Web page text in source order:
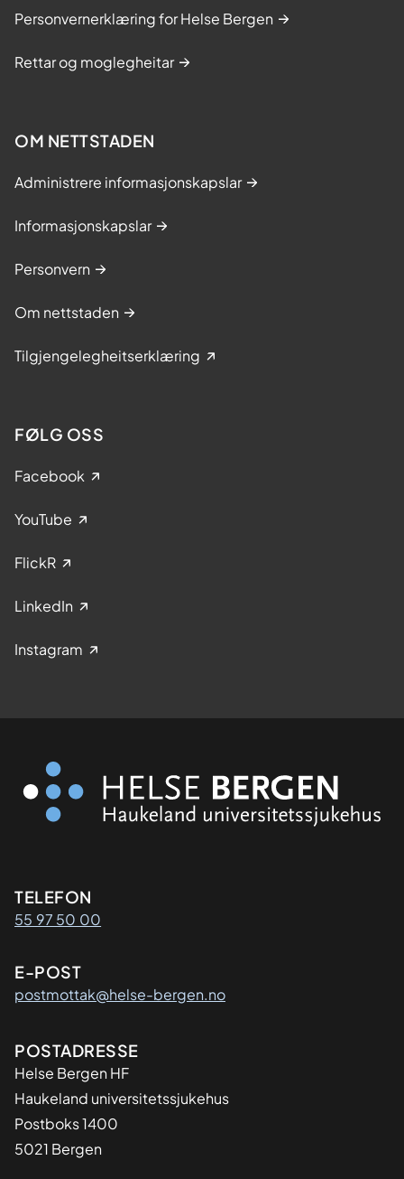
Personvernerklæring for Helse Bergen
Rettar og moglegheitar
OM NETTSTADEN
Administrere informasjonskapslar
Informasjonskapslar
Personvern
Om nettstaden
Tilgjengelegheitserklæring
FØLG OSS
Facebook
YouTube
FlickR
LinkedIn
Instagram
Kontaktinformasjon
TELEFON
55 97 50 00
E-POST
postmottak@helse-bergen.no
Adresse
POSTADRESSE
Helse Bergen HF
Haukeland universitetssjukehus
Postboks 1400
5021 Bergen